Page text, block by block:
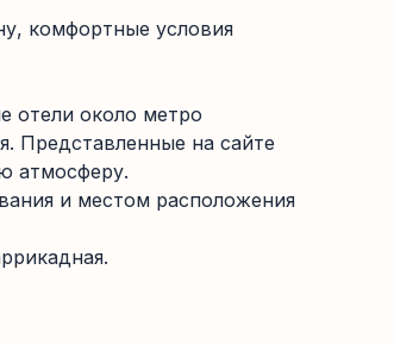
комфортные условия
отели около метро
Представленные на сайте
атмосферу.
и местом расположения